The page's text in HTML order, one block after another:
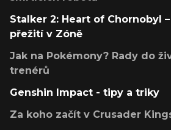
Stalker 2: Heart of Chornobyl
přežití v Zóně
Jak na Pokémony? Rady do
trenérů
Genshin Impact - tipy a triky
Za koho začít v Crusader